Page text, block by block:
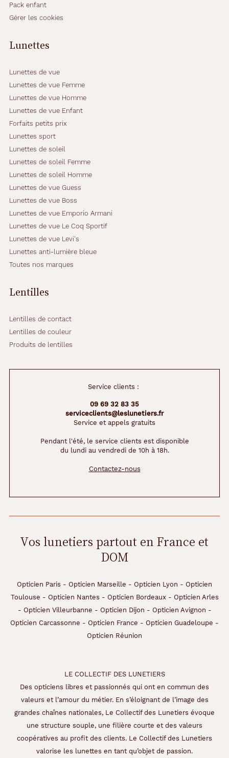
Pack enfant
Gérer les cookies
Lunettes
Lunettes de vue
Lunettes de vue Femme
Lunettes de vue Homme
Lunettes de vue Enfant
Forfaits petits prix
Lunettes sport
Lunettes de soleil
Lunettes de soleil Femme
Lunettes de soleil Homme
Lunettes de vue Guess
Lunettes de vue Boss
Lunettes de vue Emporio Armani
Lunettes de vue Le Coq Sportif
Lunettes de vue Levi's
Lunettes anti-lumière bleue
Toutes nos marques
Lentilles
Lentilles de contact
Lentilles de couleur
Produits de lentilles
Service clients :
09 69 32 83 35
serviceclients@leslunetiers.fr
Service et appels gratuits
Pendant l'été, le service clients est disponible
du lundi au vendredi de 10h à 18h.
Contactez-nous
Vos lunetiers partout en France et
DOM
Opticien Paris - Opticien Marseille - Opticien Lyon - Opticien
Toulouse - Opticien Nantes - Opticien Bordeaux- Opticien Arles
- Opticien Villeurbanne - Opticien Dijon - Opticien Avignon -
Opticien Carcassonne - Opticien France - Opticien Guadeloupe -
Opticien Réunion
LE COLLECTIF DES LUNETIERS
Des opticiens libres et passionnés qui ont en commun des
valeurs et l’amour du métier. En s’éloignant de l’image des
grandes chaînes nationales, Le Collectif des Lunetiers évoque
une structure souple, une filière courte et des valeurs
coopératives au profit des clients. Le Collectif des Lunetiers
valorise les lunettes en tant qu’objet de passion.